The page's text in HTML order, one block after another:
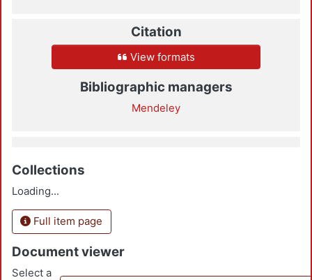
Citation
View formats
Bibliographic managers
Mendeley
Collections
Loading...
Full item page
Document viewer
Select a